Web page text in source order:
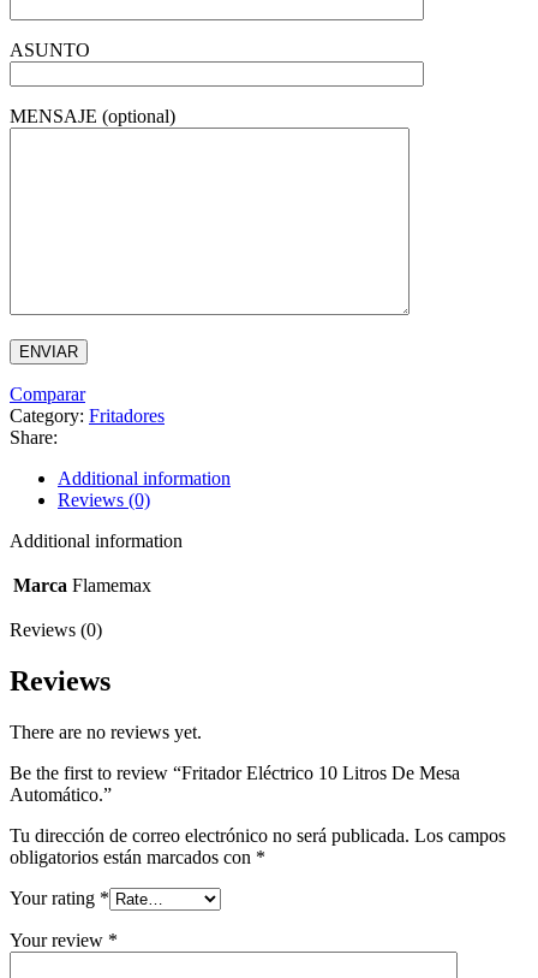
ASUNTO
MENSAJE (optional)
Comparar
Category: Fritadores
Share:
Additional information
Reviews (0)
Additional information
Marca Flamemax
Reviews (0)
Reviews
There are no reviews yet.
Be the first to review “Fritador Eléctrico 10 Litros De Mesa
Automático.”
Tu dirección de correo electrónico no será publicada. Los campos
obligatorios están marcados con *
Your rating *
Your review *